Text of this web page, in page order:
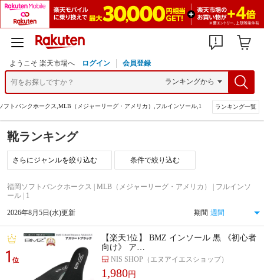
ようこそ 楽天市場へ ログイン 会員登録
フトバンクホークス,MLB（メジャーリーグ・アメリカ）,フルインソール,1 ランキング一覧
靴ランキング
条件で絞り込む
福岡ソフトバンクホークス | MLB（メジャーリーグ・アメリカ） | フルインソ
ール | 1
2026年8月5日(水)更新 期間
1位
【楽天1位】 BMZ インソール 黒 《初心者
向け》 ア…
NIS SHOP（エヌアイエスショップ）
1,980円